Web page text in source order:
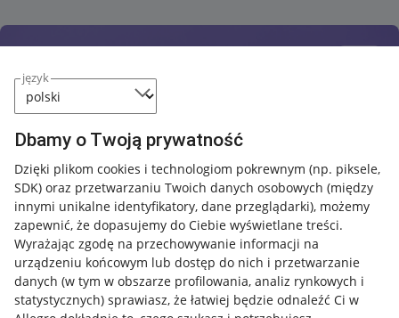
język
Dbamy o Twoją prywatność
Dzięki plikom cookies i technologiom pokrewnym (np. piksele,
SDK) oraz przetwarzaniu Twoich danych osobowych (między
innymi unikalne identyfikatory, dane przeglądarki), możemy
zapewnić, że dopasujemy do Ciebie wyświetlane treści.
Wyrażając zgodę na przechowywanie informacji na
urządzeniu końcowym lub dostęp do nich i przetwarzanie
danych (w tym w obszarze profilowania, analiz rynkowych i
statystycznych) sprawiasz, że łatwiej będzie odnaleźć Ci w